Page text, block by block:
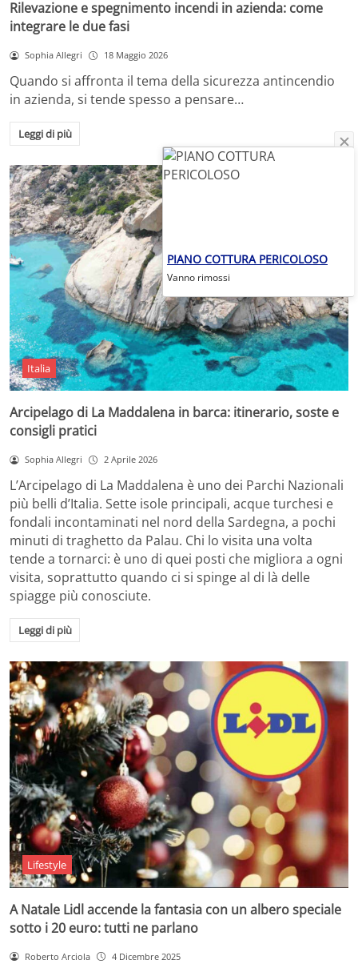
Rilevazione e spegnimento incendi in azienda: come
integrare le due fasi
Sophia Allegri 18 Maggio 2026
Quando si affronta il tema della sicurezza antincendio
in azienda, si tende spesso a pensare…
Leggi di più
Italia
Arcipelago di La Maddalena in barca: itinerario, soste e
consigli pratici
Sophia Allegri 2 Aprile 2026
L’Arcipelago di La Maddalena è uno dei Parchi Nazionali
più belli d’Italia. Sette isole principali, acque turchesi e
fondali incontaminati nel nord della Sardegna, a pochi
minuti di traghetto da Palau. Chi lo visita una volta
tende a tornarci: è uno di quei posti che migliora a ogni
visita, soprattutto quando ci si spinge al di là delle
spiagge più conosciute.
Leggi di più
Lifestyle
A Natale Lidl accende la fantasia con un albero speciale
sotto i 20 euro: tutti ne parlano
Roberto Arciola 4 Dicembre 2025
PIANO COTTURA PERICOLOSO
Vanno rimossi